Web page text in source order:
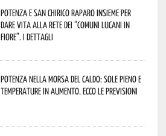
Potenza e San Chirico Raparo insieme per
dare vita alla rete dei “Comuni Lucani in
Fiore”. I dettagli
Potenza nella morsa del caldo: sole pieno e
temperature in aumento. Ecco le previsioni